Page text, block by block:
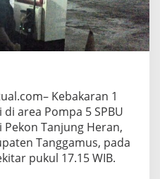
Kebakaran 1
area Pompa 5 SPBU
Tanjung Heran,
Tanggamus, pada
pukul 17.15 WIB.